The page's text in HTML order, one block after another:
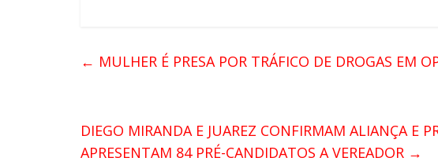
← MULHER É PRESA POR TRÁFICO DE DROGAS EM
DIEGO MIRANDA E JUAREZ CONFIRMAM ALIANÇA E
APRESENTAM 84 PRÉ-CANDIDATOS A VEREADOR →